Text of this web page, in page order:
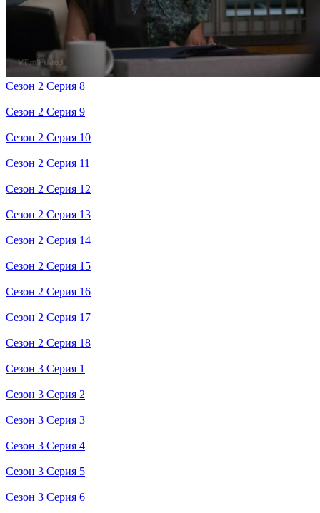
Сезон 2 Серия 8
Сезон 2 Серия 9
Сезон 2 Серия 10
Сезон 2 Серия 11
Сезон 2 Серия 12
Сезон 2 Серия 13
Сезон 2 Серия 14
Сезон 2 Серия 15
Сезон 2 Серия 16
Сезон 2 Серия 17
Сезон 2 Серия 18
Сезон 3 Серия 1
Сезон 3 Серия 2
Сезон 3 Серия 3
Сезон 3 Серия 4
Сезон 3 Серия 5
Сезон 3 Серия 6